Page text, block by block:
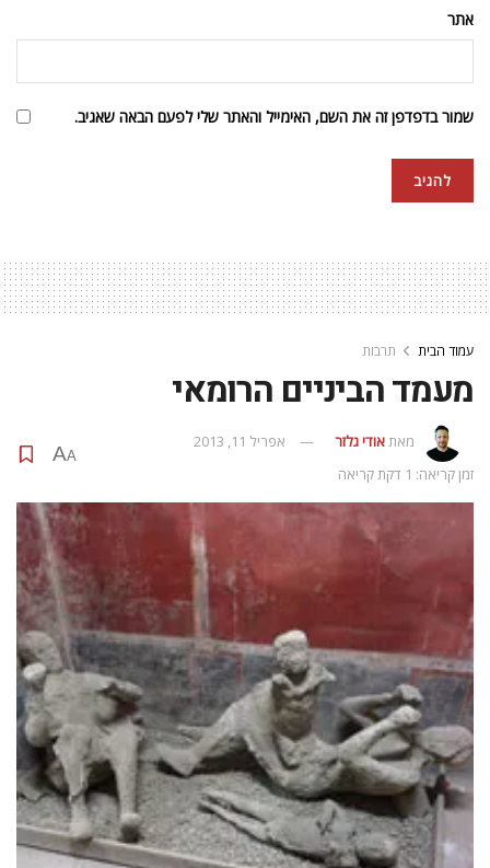
אתר
שמור בדפדפן זה את השם, האימייל והאתר שלי לפעם הבאה שאגיב.
עמוד הבית תרבות
מעמד הביניים הרומאי
מאתאודי גלזר
אפריל 11, 2013
זמן קריאה: 1 דקת קריאה
A
A